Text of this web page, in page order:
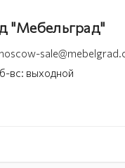
"Мебельград"
вс: выходной